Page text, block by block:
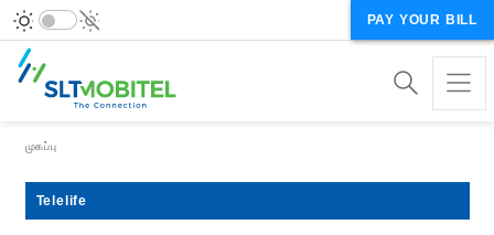
PAY YOUR BILL
Breadcrumb
முகப்பு
Telelife